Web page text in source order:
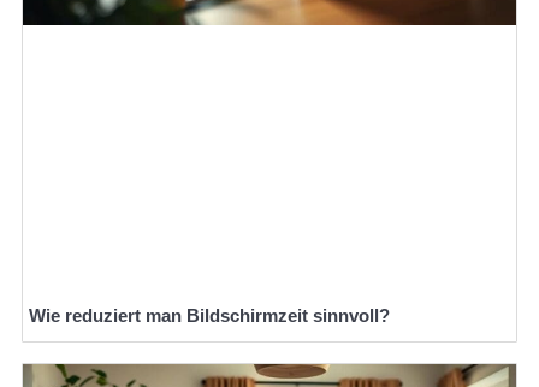
Wie reduziert man Bildschirmzeit sinnvoll?